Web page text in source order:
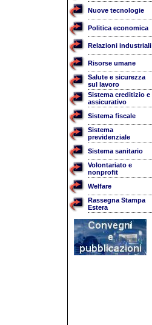
Nuove tecnologie
Politica economica
Relazioni industriali
Risorse umane
Salute e sicurezza
sul lavoro
Sistema creditizio e
assicurativo
Sistema fiscale
Sistema
previdenziale
Sistema sanitario
Volontariato e
nonprofit
Welfare
Rassegna Stampa
Estera